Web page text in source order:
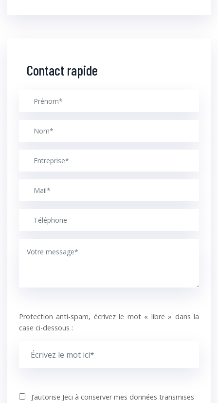
Contact rapide
Protection anti-spam, écrivez le mot « libre » dans la
case ci-dessous :
J’autorise Jeci à conserver mes données transmises